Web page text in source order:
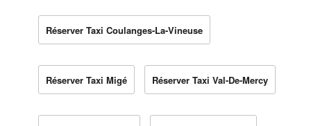
Réserver Taxi Coulanges-La-Vineuse
Réserver Taxi Migé Réserver Taxi Val-De-Mercy